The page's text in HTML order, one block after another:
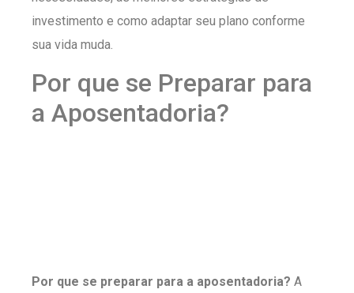
investimento e como adaptar seu plano conforme
sua vida muda.
Por que se Preparar para
a Aposentadoria?
Por que se preparar para a aposentadoria? A